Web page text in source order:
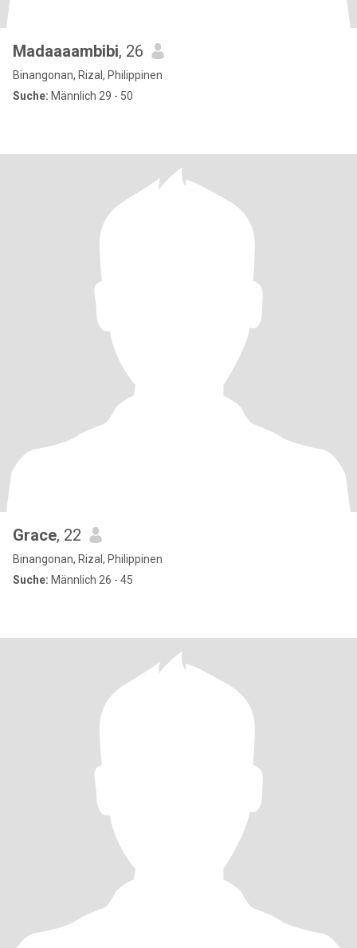
Madaaaambibi, 26
Binangonan, Rizal, Philippinen
Suche: Männlich 29 - 50
Grace, 22
Binangonan, Rizal, Philippinen
Suche: Männlich 26 - 45